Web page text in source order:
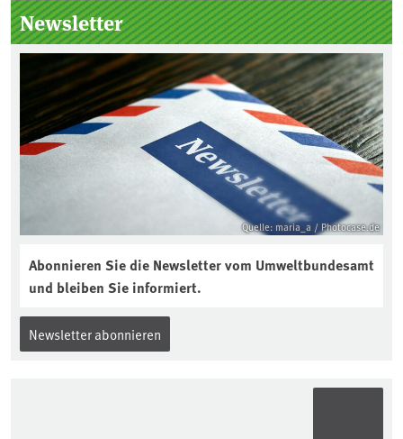
Seitenleiste
Newsletter
Quelle: maria_a / Photocase.de
Abonnieren Sie die Newsletter vom Umweltbundesamt
und bleiben Sie informiert.
Newsletter abonnieren